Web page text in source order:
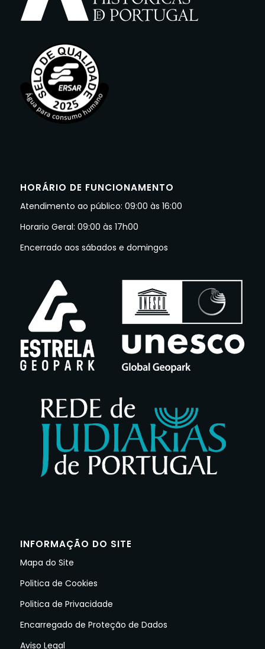
HORÁRIO DE FUNCIONAMENTO
Atendimento ao público: 09:00 às 16:00
Horario Geral: 09:00 às 17h00
Encerrado aos sábados e domingos
INFORMAÇÃO DO SITE
Mapa do Site
Politica de Cookies
Politica de Privacidade
Encarregado de Proteção de Dados
Aviso Legal